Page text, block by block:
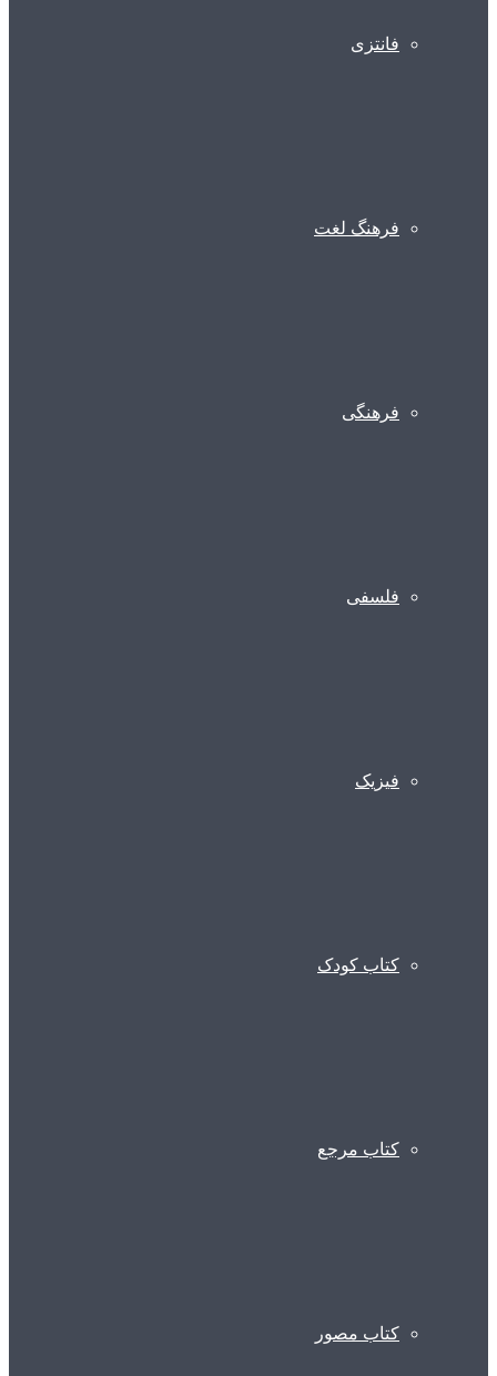
فانتزی
فرهنگ لغت
فرهنگی
فلسفی
فیزیک
کتاب کودک
کتاب مرجع
کتاب مصور